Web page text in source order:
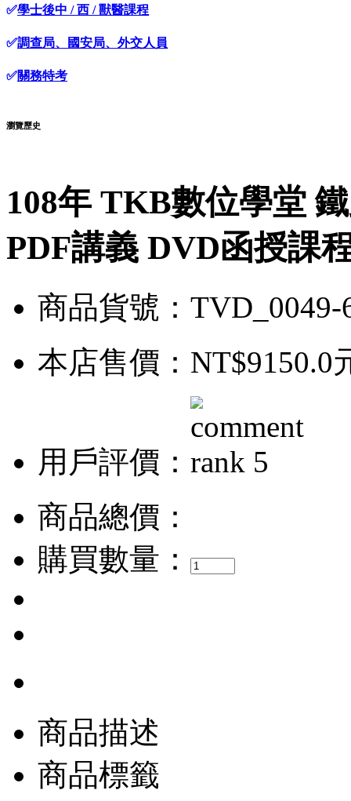
✅學士後中 / 西 / 獸醫課程
✅調查局、國安局、外交人員
✅關務特考
瀏覽歷史
108年 TKB數位學堂
PDF講義 DVD函授課
商品貨號：TVD_0049-
本店售價： NT$9150.0
用戶評價：
商品總價：
購買數量：
商品描述
商品標籤